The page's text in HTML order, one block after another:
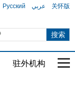
Русский عربي 关怀版
驻外机构 国